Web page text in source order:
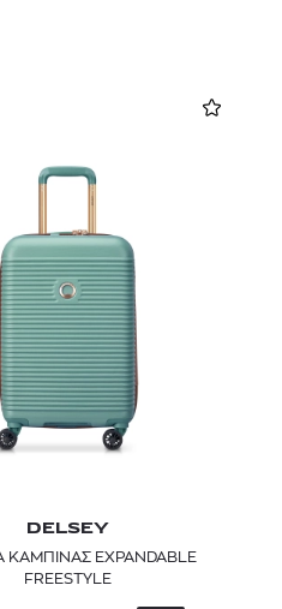
DELSEY
ΚΑΜΠΙΝΑΣ EXPANDABLE
FREESTYLE